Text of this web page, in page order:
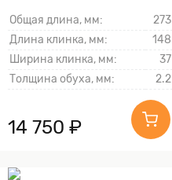
тыльника)
Общая длина, мм:
273
Длина клинка, мм:
148
Ширина клинка, мм:
37
Толщина обуха, мм:
2.2
14 750 ₽